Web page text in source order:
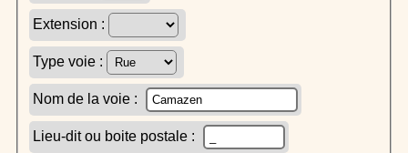
Extension :
Type voie :
Nom de la voie :
Lieu-dit ou boite postale :